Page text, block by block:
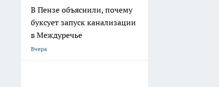
В Пензе объяснили, почему
буксует запуск канализации
в Междуречье
Вчера